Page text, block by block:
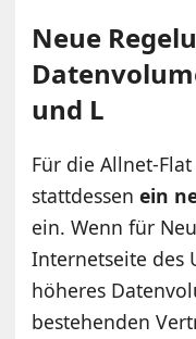
Neue
und L
Für die Allnet-
stattdessenein
ein. Wenn für
Internetseite des
höheres
bestehenden